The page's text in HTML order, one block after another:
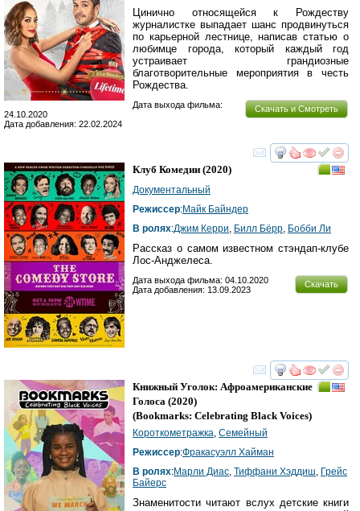
Цинично относящейся к Рождеству
журналистке выпадает шанс продвинуться
по карьерной лестнице, написав статью о
любимце города, который каждый год
устраивает грандиозные
благотворительные мероприятия в честь
Рождества.
Скачать и Смотреть
Дата выхода фильма:
24.10.2020
Дата добавления: 22.02.2024
смотреть
Клуб Комедии (2020)
Документальный
Режиссер:Майк Байндер
В ролях:Джим Керри, Билл Бёрр, Бобби Ли
Рассказ о самом известном стэндап-клубе
Лос-Анджелеса.
Скачать
Дата выхода фильма: 04.10.2020
Дата добавления: 13.09.2023
смотреть
Книжный Уголок: Афроамериканские
Голоса (2020)
(Bookmarks: Celebrating Black Voices)
Короткометражка, Семейный
Режиссер:Фракасуэлл Хайман
В ролях:Марли Диас, Тиффани Хэддиш, Грейс
Байерс
Знаменитости читают вслух детские книги